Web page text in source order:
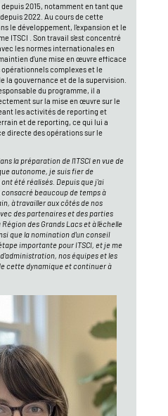
2015, notamment en tant que
2022. Au cours de cette
le développement, l'expansion et le
ITSCI . Son travail s'est concentré
les normes internationales en
d'une mise en œuvre efficace
complexes et le
la gouvernance et de la supervision.
du programme, il a
sur la mise en œuvre sur le
les activités de reporting et
et de reporting, ce qui lui a
directe des opérations sur le
la préparation de l'ITSCI en vue de
autonome, je suis fier de
été réalisés. Depuis que j'ai
consacré beaucoup de temps à
à travailler aux côtés de nos
des partenaires et des parties
des Grands Lacs et à l'échelle
que la nomination d'un conseil
importante pour ITSCI, et je me
nos équipes et les
cette dynamique et continuer à